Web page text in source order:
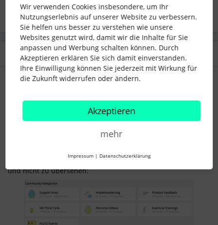
2 Antworten Älteste zuerst
Dash Forum|Forum|5 years ago
Hallo@Selina, liebes Community-Team,
ein Feedback wollte ich hier einmal loswerden, vielleicht
Ich finde die Blog-Artikel von@Marina Buller
Community einzubinden. Hier sind sie an einer guten Stelle
und nicht zu übersehen:
Wir verwenden Cookies insbesondere, um Ihr
Nutzungserlebnis auf unserer Website zu verbessern.
Sie helfen uns besser zu verstehen wie unsere
Websites genutzt wird, damit wir die Inhalte für Sie
anpassen und Werbung schalten können. Durch
Akzeptieren erklären Sie sich damit einverstanden.
Ihre Einwilligung können Sie jederzeit mit Wirkung für
die Zukunft widerrufen oder ändern.
Akzeptieren
mehr
Impressum | Datenschutzerklärung